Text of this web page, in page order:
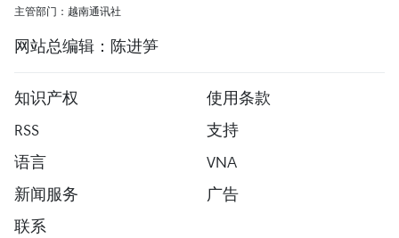
主管部门：越南通讯社
网站总编辑：陈进笋
知识产权
使用条款
RSS
支持
语言
VNA
新闻服务
广告
联系